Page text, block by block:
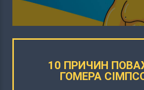
10 ПРИЧИН
ГОМЕРА